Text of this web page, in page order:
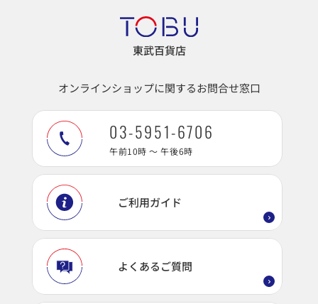
東武百貨店
オンラインショップに関するお問合せ窓口
03-5951-6706
午前10時 ～ 午後6時
ご利用ガイド
よくあるご質問